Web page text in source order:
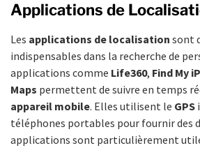
Applications de
Les applications de localisation sont
indispensables dans la recherche de
applications comme Life360, Find My
Maps permettent de suivre en temps
appareil mobile. Elles utilisent le GPS
téléphones portables pour fournir des
applications sont particulièrement